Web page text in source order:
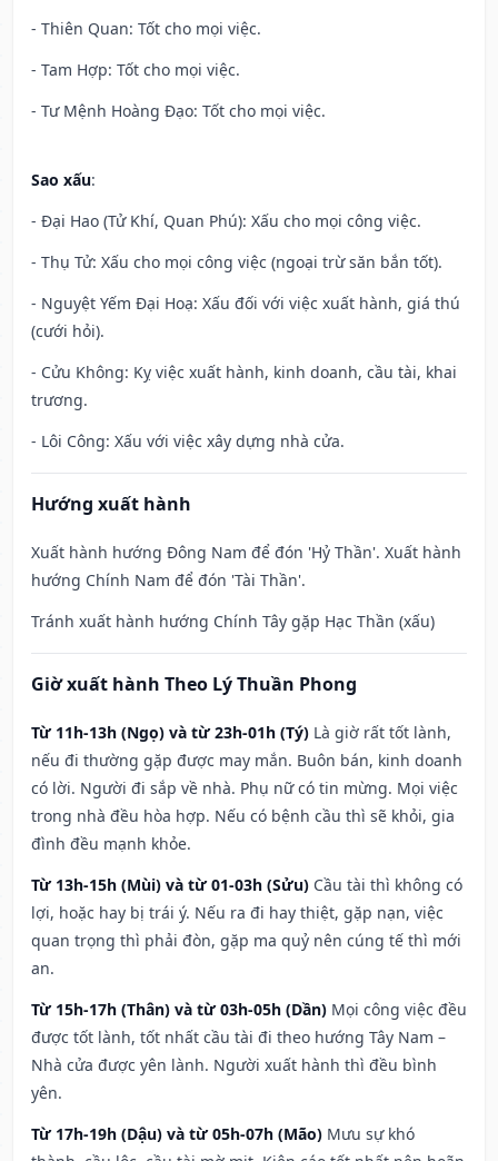
- Thiên Quan: Tốt cho mọi việc.
- Tam Hợp: Tốt cho mọi việc.
- Tư Mệnh Hoàng Đạo: Tốt cho mọi việc.
Sao xấu:
- Đại Hao (Tử Khí, Quan Phú): Xấu cho mọi công việc.
- Thụ Tử: Xấu cho mọi công việc (ngoại trừ săn bắn tốt).
- Nguyệt Yếm Đại Hoạ: Xấu đối với việc xuất hành, giá thú
(cưới hỏi).
- Cửu Không: Kỵ việc xuất hành, kinh doanh, cầu tài, khai
trương.
- Lôi Công: Xấu với việc xây dựng nhà cửa.
Hướng xuất hành
Xuất hành hướng Đông Nam để đón 'Hỷ Thần'. Xuất hành
hướng Chính Nam để đón 'Tài Thần'.
Tránh xuất hành hướng Chính Tây gặp Hạc Thần (xấu)
Giờ xuất hành Theo Lý Thuần Phong
Từ 11h-13h (Ngọ) và từ 23h-01h (Tý) Là giờ rất tốt lành,
nếu đi thường gặp được may mắn. Buôn bán, kinh doanh
có lời. Người đi sắp về nhà. Phụ nữ có tin mừng. Mọi việc
trong nhà đều hòa hợp. Nếu có bệnh cầu thì sẽ khỏi, gia
đình đều mạnh khỏe.
Từ 13h-15h (Mùi) và từ 01-03h (Sửu) Cầu tài thì không có
lợi, hoặc hay bị trái ý. Nếu ra đi hay thiệt, gặp nạn, việc
quan trọng thì phải đòn, gặp ma quỷ nên cúng tế thì mới
an.
Từ 15h-17h (Thân) và từ 03h-05h (Dần) Mọi công việc đều
được tốt lành, tốt nhất cầu tài đi theo hướng Tây Nam –
Nhà cửa được yên lành. Người xuất hành thì đều bình
yên.
Từ 17h-19h (Dậu) và từ 05h-07h (Mão) Mưu sự khó